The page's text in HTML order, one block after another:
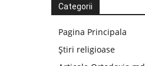
Categorii
Pagina Principala
Știri religioase